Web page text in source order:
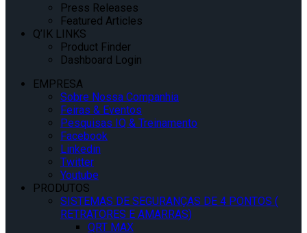
Press Releases
Featured Articles
Q’IK LINKS
Product Finder
Dashboard Login
EMPRESA
Sobre Nossa Companhia
Feiras & Eventos
Pesquisas IQ & Treinamento
Facebook
Linkedin
Twitter
Youtube
PRODUTOS
SISTEMAS DE SEGURANÇAS DE 4 PONTOS (
RETRATORES E AMARRAS)
QRT MAX